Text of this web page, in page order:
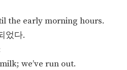
the early morning hours.
었다.
we’ve run out.